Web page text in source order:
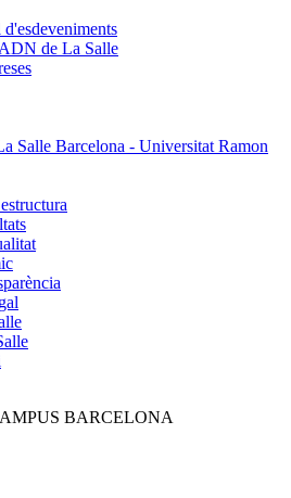
de La Salle
Salle Barcelona - Universitat Ramon
BARCELONA